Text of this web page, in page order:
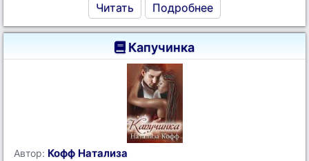
Читать Подробнее
Капучинка
Автор: Кофф Натализа